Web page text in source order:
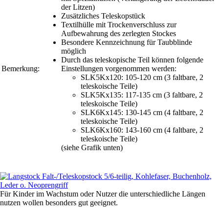
Bemerkung:
der Litzen)
Zusätzliches Teleskopstück
Textilhülle mit Trockenverschluss zur
Aufbewahrung des zerlegten Stockes
Besondere Kennzeichnung für Taubblinde
möglich
Durch das teleskopische Teil können folgende
Einstellungen vorgenommen werden:
SLK5Kx120: 105-120 cm (3 faltbare, 2
teleskoische Teile)
SLK5Kx135: 117-135 cm (3 faltbare, 2
teleskoische Teile)
SLK6Kx145: 130-145 cm (4 faltbare, 2
teleskoische Teile)
SLK6Kx160: 143-160 cm (4 faltbare, 2
teleskoische Teile)
(siehe Grafik unten)
Für Kinder im Wachstum oder Nutzer die unterschiedliche Längen
nutzen wollen besonders gut geeignet.